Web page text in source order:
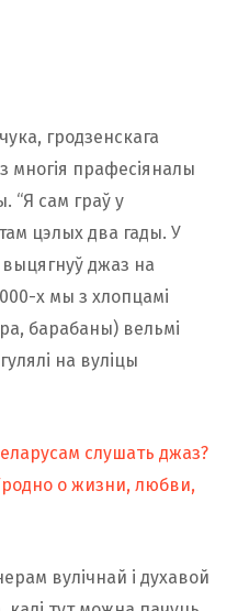
гродзенскага
многія прафесіяналы
“Я сам граў у
цэлых два гады. У
джаз на
х мы з хлопцамі
барабаны) вельмі
на вуліцы
слушать джаз?
о жизни, любви,
вулічнай і духавой